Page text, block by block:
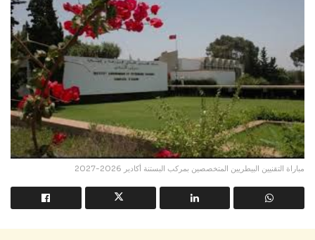
مباراة التقنيين البيطريين المتخصصين بمركب البستنة أكادير 2026-2027